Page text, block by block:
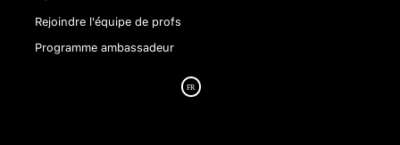
Rejoindre l'équipe de profs
Programme ambassadeur